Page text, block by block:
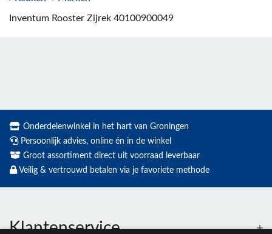
Inventum Rooster Zijrek 40100900049
Onderdelenwinkel in het hart van Groningen
Persoonlijk advies, online én in de winkel
Groot assortiment direct uit voorraad leverbaar
Veilig & vertrouwd betalen via je favoriete methode
Klantenservice